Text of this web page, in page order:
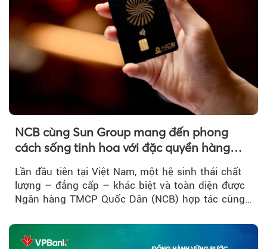
NCB cùng Sun Group mang đến phong
cách sống tinh hoa với đặc quyền hàng
đầu Việt Nam
Lần đầu tiên tại Việt Nam, một hệ sinh thái chất
lượng – đẳng cấp – khác biệt và toàn diện được
Ngân hàng TMCP Quốc Dân (NCB) hợp tác cùng